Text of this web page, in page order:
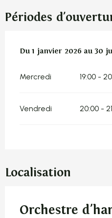
Périodes
Du 1 janvier 2026 au 30
Du 1 janvier 2026 au 30
Mercredi 19:00 -
Vendredi 20:00 -
Localisation
Orchestre